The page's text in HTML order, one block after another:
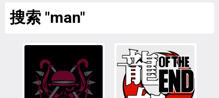
搜索 "man"